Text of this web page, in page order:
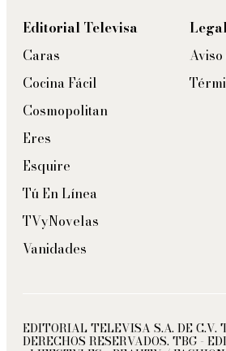
Editorial Televisa
Caras
Cocina Fácil
Cosmopolitan
Eres
Esquire
Tú En Línea
TVyNovelas
Vanidades
EDITORIAL TELEVISA S.A. DE C.V.
DERECHOS RESERVADOS. TBG -